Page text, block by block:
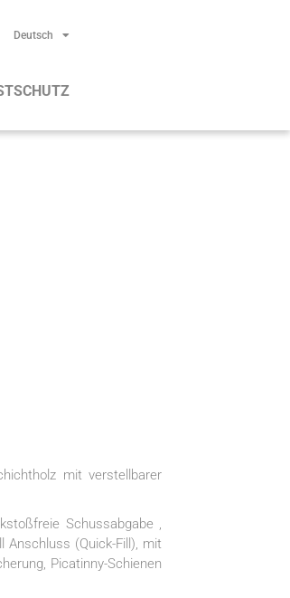
Deutsch
mit verstellbarer
Schussabgabe ,
(Quick-Fill), mit
Picatinny-Schienen